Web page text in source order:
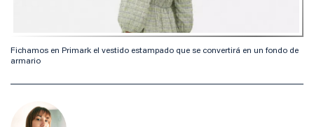
Fichamos en Primark el vestido estampado que se convertirá en un fondo de
armario